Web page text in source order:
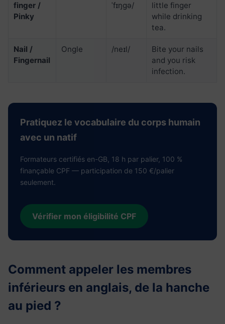
finger /
Pinky
ˈfɪŋgə/
little finger
while drinking
tea.
Nail /
Fingernail
Ongle /neɪl/
Bite your nails
and you risk
infection.
Pratiquez le vocabulaire du corps humain
avec un natif
Formateurs certifiés en-GB, 18 h par palier, 100 %
finançable CPF — participation de 150 €/palier
seulement.
Vérifier mon éligibilité CPF
Comment appeler les membres
inférieurs en anglais, de la hanche
au pied ?